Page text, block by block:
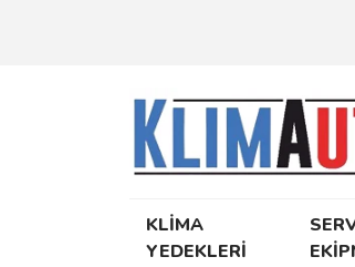
KLİMA
YEDEKLERİ